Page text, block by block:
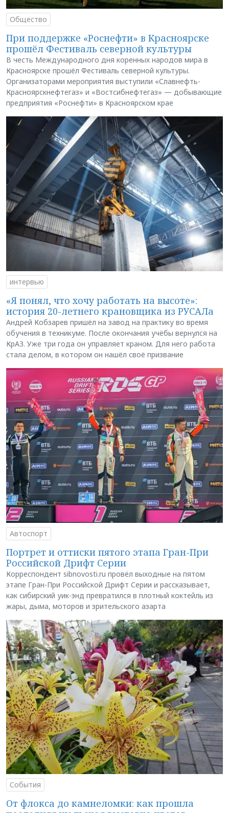
Общество
При поддержке «Роснефти» в Красноярске
прошёл Фестиваль северной культуры
В честь Международного дня коренных народов мира в
Красноярске прошёл Фестиваль северной культуры.
Организаторами мероприятия выступили «Славнефть-
Красноярскнефтегаз» и «Востсибнефтегаз» — добывающие
предприятия «Роснефти» в Красноярском крае
интервью
«Я понял, что хочу работать на высоте»:
история 20-летнего крановщика из РУСАЛа
Андрей Кобзарев пришёл на завод на практику во время
обучения в техникуме. После окончания учёбы вернулся на
КрАЗ. Уже три года он управляет краном. Для него работа
стала делом, в котором он нашёл своё призвание
Автоспорт
Портрет и оттиски пятого этапа Гран-При
Российской Дрифт Серии
Корреспондент sibnovosti.ru провёл выходные на пятом
этапе Гран-При Российской Дрифт Серии и рассказывает,
как сибирский уик-энд превратился в плотный коктейль из
жары, дыма, моторов и зрительского азарта
События
От флокса до камнеломки: как прошла